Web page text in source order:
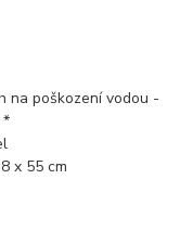
na poškození vodou -
*
x 55 cm